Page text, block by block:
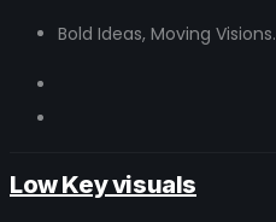
Bold Ideas, Moving Visions.
Low Key visuals